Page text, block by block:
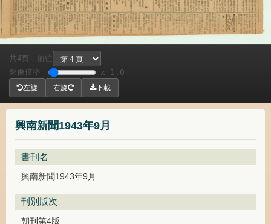
興南新聞1943年9月
書刊名
興南新聞1943年9月
刊別版次
朝刊第4版
共4頁，
前往
影像倍率
x 1.0
左旋 右旋 下載